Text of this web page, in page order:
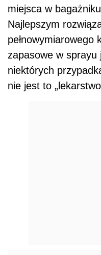
miejsca w
Najlepszym
pełnowymiarowego
zapasowe w
niektórych
nie jest to